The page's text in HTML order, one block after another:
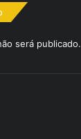
será publicado.